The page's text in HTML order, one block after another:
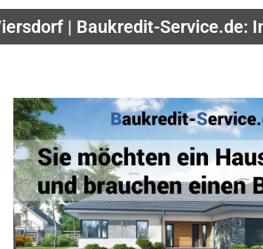
| Baukredit-Service.de: